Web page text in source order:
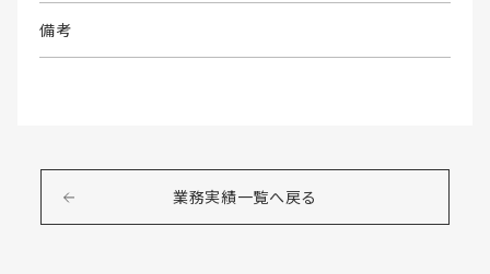
備考
業務実績一覧へ戻る